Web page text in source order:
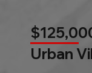
Urban